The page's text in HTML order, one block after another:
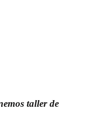
taller de